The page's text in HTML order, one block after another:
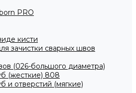
PRO
кисти
зачистки сварных швов
(026-большого диаметра)
(жесткие) 808
и отверстий (мягкие)